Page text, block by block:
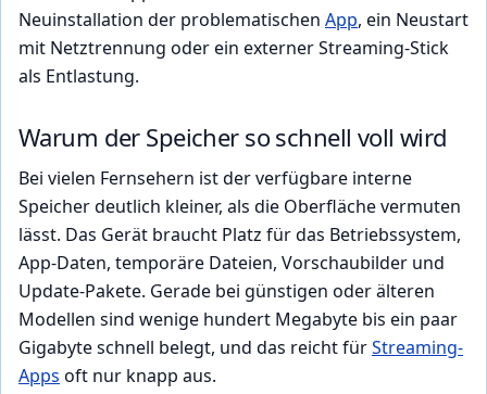
Neuinstallation der problematischen App, ein Neustart
mit Netztrennung oder ein externer Streaming-Stick
als Entlastung.
Warum der Speicher so schnell voll wird
Bei vielen Fernsehern ist der verfügbare interne
Speicher deutlich kleiner, als die Oberfläche vermuten
lässt. Das Gerät braucht Platz für das Betriebssystem,
App-Daten, temporäre Dateien, Vorschaubilder und
Update-Pakete. Gerade bei günstigen oder älteren
Modellen sind wenige hundert Megabyte bis ein paar
Gigabyte schnell belegt, und das reicht fürStreaming-
Apps oft nur knapp aus.